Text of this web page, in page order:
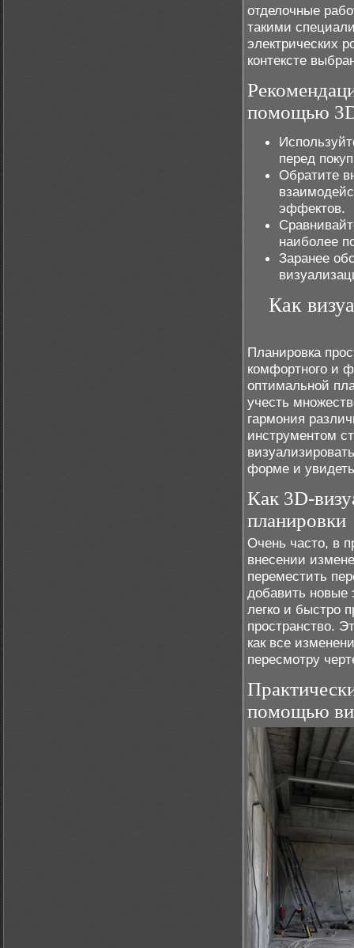
отделочные
такими
электрических
контексте
помощью
перед
Обратите
эффектов.
наиболее
Заранее
Как
Планировка
комфортного и
оптимальной
учесть
гармония
инструментом
форме и
Как 3D-
планировки
Очень часто, в
внесении
переместить
добавить
легко и быстро
пространство.
как все
пересмотру
помощью